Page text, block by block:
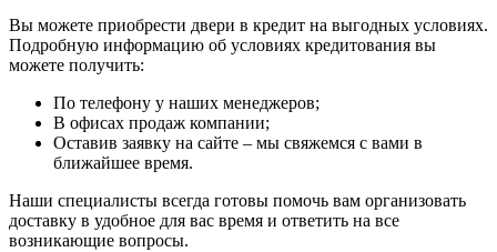
Вы можете приобрести двери в кредит на выгодных условиях.
Подробную информацию об условиях кредитования вы
можете получить:
По телефону у наших менеджеров;
В офисах продаж компании;
Оставив заявку на сайте – мы свяжемся с вами в
ближайшее время.
Наши специалисты всегда готовы помочь вам организовать
доставку в удобное для вас время и ответить на все
возникающие вопросы.